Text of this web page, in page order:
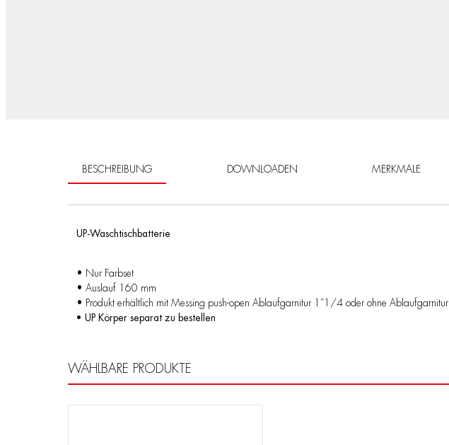
BESCHREIBUNG DOWNLOADEN MERKMALE
UP-Waschtischbatterie
• Nur Farbset
• Auslauf 160 mm
• Produkt erhältlich mit Messing push-open Ablaufgarnitur 1”1/4 oder ohne Ablaufgarnitur
• UP Körper separat zu bestellen
WÄHLBARE PRODUKTE